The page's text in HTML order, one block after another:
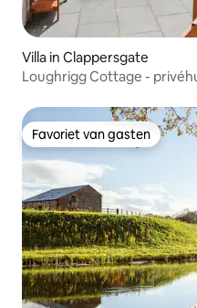
Villa in Clappersgate
Loughrigg Cottage -
Favoriet van gasten
Favoriet van gasten